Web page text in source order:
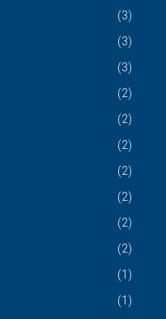
(3)
(3)
(3)
(2)
(2)
(2)
(2)
(2)
(2)
(2)
(1)
(1)